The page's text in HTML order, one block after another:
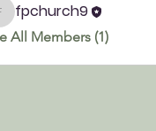
fpchurch9
fpchurch9
All Members (1)